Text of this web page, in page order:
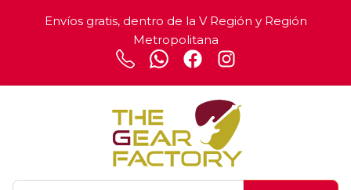
Envíos gratis, dentro de la V Región y Región
Metropolitana